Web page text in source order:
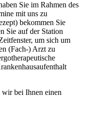
Sie im Rahmen des
mit uns zu
bekommen Sie
Sie auf der Station
um sich um
(Fach-) Arzt zu
bei Ihnen einen